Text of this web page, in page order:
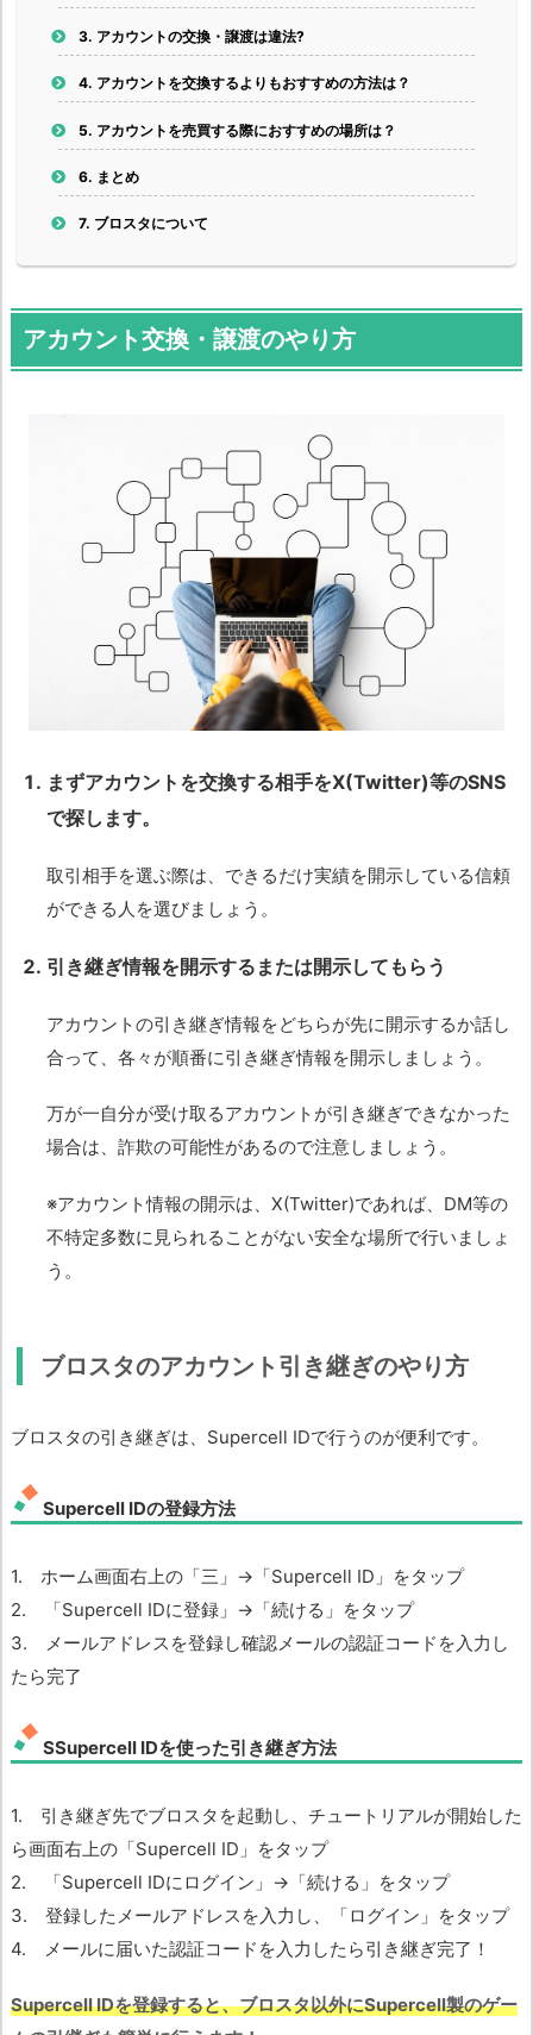
3. アカウントの交換・譲渡は違法?
4. アカウントを交換するよりもおすすめの方法は？
5. アカウントを売買する際におすすめの場所は？
6. まとめ
7. ブロスタについて
アカウント交換・譲渡のやり方
まずアカウントを交換する相手をX(Twitter)等のSNS
で探します。
取引相手を選ぶ際は、できるだけ実績を開示している信頼
ができる人を選びましょう。
引き継ぎ情報を開示するまたは開示してもらう
アカウントの引き継ぎ情報をどちらが先に開示するか話し
合って、各々が順番に引き継ぎ情報を開示しましょう。
万が一自分が受け取るアカウントが引き継ぎできなかった
場合は、詐欺の可能性があるので注意しましょう。
※アカウント情報の開示は、X(Twitter)であれば、DM等の
不特定多数に見られることがない安全な場所で行いましょ
う。
ブロスタのアカウント引き継ぎのやり方
ブロスタの引き継ぎは、Supercell IDで行うのが便利です。
Supercell IDの登録方法
1. ホーム画面右上の「三」→「Supercell ID」をタップ
2. 「Supercell IDに登録」→「続ける」をタップ
3. メールアドレスを登録し確認メールの認証コードを入力し
たら完了
SSupercell IDを使った引き継ぎ方法
1. 引き継ぎ先でブロスタを起動し、チュートリアルが開始した
ら画面右上の「Supercell ID」をタップ
2. 「Supercell IDにログイン」→「続ける」をタップ
3. 登録したメールアドレスを入力し、「ログイン」をタップ
4. メールに届いた認証コードを入力したら引き継ぎ完了！
Supercell IDを登録すると、ブロスタ以外にSupercell製のゲー